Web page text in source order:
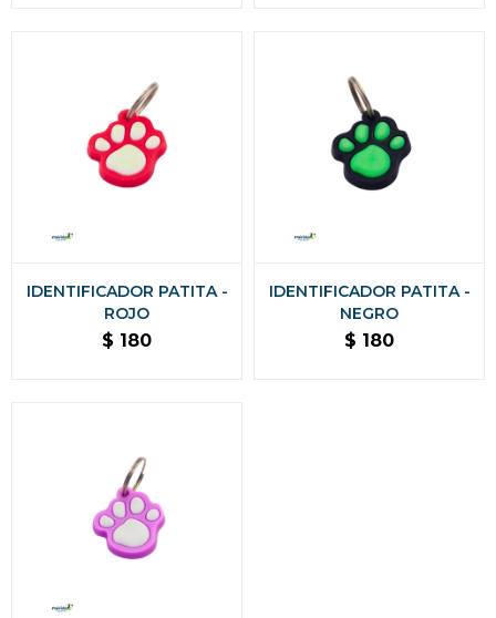
IDENTIFICADOR PATITA -
ROJO
$ 180
IDENTIFICADOR PATITA -
NEGRO
$ 180